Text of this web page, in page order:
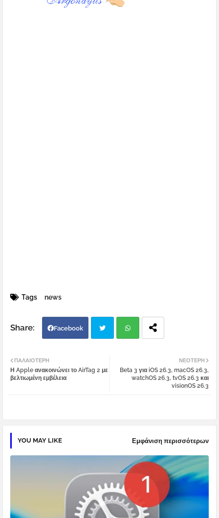
Tags news
Facebook
tter atsa
ΝΕΌΤΕΡΗ
Beta 3 για iOS 26.3, macOS 26.3,
watchOS 26.3, tvOS 26.3 και
visionOS 26.3
ΠΑΛΑΙΌΤΕΡΗ
Η Apple ανακοινώνει το AirTag 2 με
βελτιωμένη εμβέλεια
YOU MAY LIKE Εμφάνιση περισσότερων